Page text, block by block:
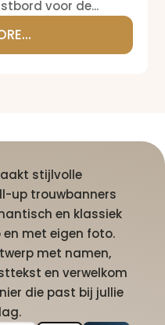
voor de...
stijlvolle
up trouwbanners
en klassiek
en met eigen foto.
met namen,
en verwelkom
die past bij jullie